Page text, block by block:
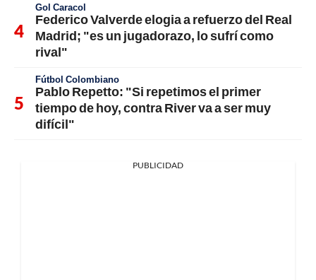
Gol Caracol
Federico Valverde elogia a refuerzo del Real
Madrid; "es un jugadorazo, lo sufrí como
rival"
Fútbol Colombiano
Pablo Repetto: "Si repetimos el primer
tiempo de hoy, contra River va a ser muy
difícil"
PUBLICIDAD